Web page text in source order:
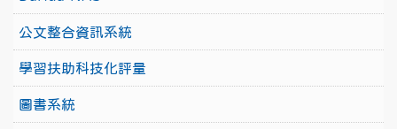
公文整合資訊系統
學習扶助科技化評量
圖書系統